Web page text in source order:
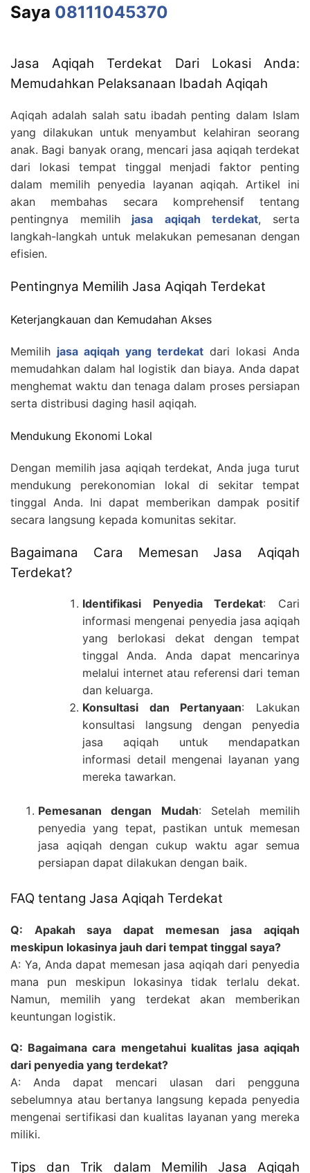
Saya 08111045370
Jasa Aqiqah Terdekat Dari Lokasi Anda:
Memudahkan Pelaksanaan Ibadah Aqiqah
Aqiqah adalah salah satu ibadah penting dalam Islam
yang dilakukan untuk menyambut kelahiran seorang
anak. Bagi banyak orang, mencari jasa aqiqah terdekat
dari lokasi tempat tinggal menjadi faktor penting
dalam memilih penyedia layanan aqiqah. Artikel ini
akan membahas secara komprehensif tentang
pentingnya memilih jasa aqiqah terdekat, serta
langkah-langkah untuk melakukan pemesanan dengan
efisien.
Pentingnya Memilih Jasa Aqiqah Terdekat
Keterjangkauan dan Kemudahan Akses
Memilih jasa aqiqah yang terdekat dari lokasi Anda
memudahkan dalam hal logistik dan biaya. Anda dapat
menghemat waktu dan tenaga dalam proses persiapan
serta distribusi daging hasil aqiqah.
Mendukung Ekonomi Lokal
Dengan memilih jasa aqiqah terdekat, Anda juga turut
mendukung perekonomian lokal di sekitar tempat
tinggal Anda. Ini dapat memberikan dampak positif
secara langsung kepada komunitas sekitar.
Bagaimana Cara Memesan Jasa Aqiqah
Terdekat?
Identifikasi Penyedia Terdekat: Cari
informasi mengenai penyedia jasa aqiqah
yang berlokasi dekat dengan tempat
tinggal Anda. Anda dapat mencarinya
melalui internet atau referensi dari teman
dan keluarga.
Konsultasi dan Pertanyaan: Lakukan
konsultasi langsung dengan penyedia
jasa aqiqah untuk mendapatkan
informasi detail mengenai layanan yang
mereka tawarkan.
Pemesanan dengan Mudah: Setelah memilih
penyedia yang tepat, pastikan untuk memesan
jasa aqiqah dengan cukup waktu agar semua
persiapan dapat dilakukan dengan baik.
FAQ tentang Jasa Aqiqah Terdekat
Q: Apakah saya dapat memesan jasa aqiqah
meskipun lokasinya jauh dari tempat tinggal saya?
A: Ya, Anda dapat memesan jasa aqiqah dari penyedia
mana pun meskipun lokasinya tidak terlalu dekat.
Namun, memilih yang terdekat akan memberikan
keuntungan logistik.
Q: Bagaimana cara mengetahui kualitas jasa aqiqah
dari penyedia yang terdekat?
A: Anda dapat mencari ulasan dari pengguna
sebelumnya atau bertanya langsung kepada penyedia
mengenai sertifikasi dan kualitas layanan yang mereka
miliki.
Tips dan Trik dalam Memilih Jasa Aqiqah